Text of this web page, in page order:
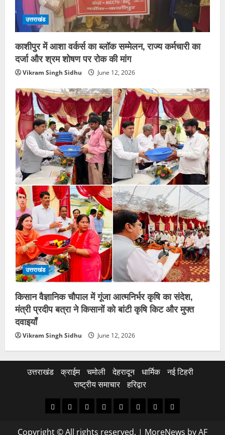
उत्तराखंड
काशीपुर में आशा वर्कर्स का ब्लॉक सम्मेलन, राज्य कर्मचारी का
दर्जा और श्रम शोषण पर रोक की मांग
Vikram Singh Sidhu June 12, 2026
उत्तराखंड
किसान वैज्ञानिक चौपाल में गूंजा आत्मनिर्भर कृषि का संदेश,
मंत्री प्रदीप बत्रा ने किसानों को बांटी कृषि किट और मुफ्त
दवाइयाँ
Vikram Singh Sidhu June 12, 2026
उत्तराखंड क्राईम चमोली देहरादून धार्मिक
नई टिहरी
राष्ट्रीय समाचार
हरिद्वार
उत्तराखंडक्राईमचमोलीदेहरादूनधार्मिकनई
राष्ट्रीयहरिद्वार
Copyright © All rights reserved. | MoreNews by AF